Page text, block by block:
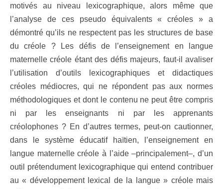
motivés au niveau lexicographique, alors même que
l’analyse de ces pseudo équivalents « créoles » a
démontré qu’ils ne respectent pas les structures de base
du créole ? Les défis de l’enseignement en langue
maternelle créole étant des défis majeurs, faut-il avaliser
l’utilisation d’outils lexicographiques et didactiques
créoles médiocres, qui ne répondent pas aux normes
méthodologiques et dont le contenu ne peut être compris
ni par les enseignants ni par les apprenants
créolophones ? En d’autres termes, peut-on cautionner,
dans le système éducatif haïtien, l’enseignement en
langue maternelle créole à l’aide –principalement–, d’un
outil prétendument lexicographique qui entend contribuer
au « développement lexical de la langue » créole mais